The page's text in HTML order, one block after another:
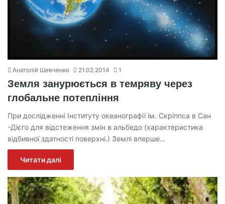
Анатолій Шевченко 21.02.2014 1
Земля занурюється в темряву через
глобальне потепління
При дослідженні Інституту океанографії ім. Скріппса в Сан
-Дієго для відстеження змін в альбедо (характеристика
відбивної здатності поверхні.) Землі вперше…
Читати далі